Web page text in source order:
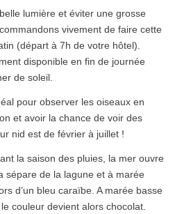
lumière et éviter une grosse
vivement de faire cette
(départ à 7h de votre hôtel).
disponible en fin de journée
de soleil.
pour observer les oiseaux en
et avoir la chance de voir des
nid est de février à juillet !
la saison des pluies, la mer ouvre
sépare de la lagune et à marée
d’un bleu caraïbe. A marée basse
couleur devient alors chocolat.